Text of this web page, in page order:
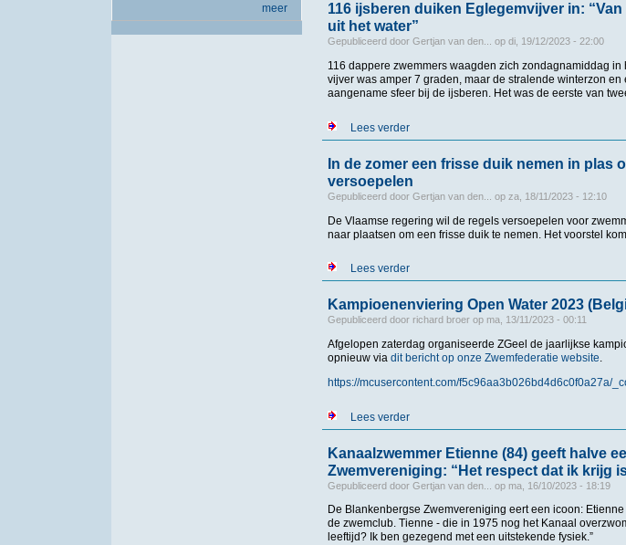
meer
116 ijsberen duiken Eglegemvijver in:
uit het water”
Gepubliceerd door Gertjan van den... op di, 19/12/2023 - 22:00
116 dappere zwemmers waagden zich zondagnamiddag
vijver was amper 7 graden, maar de stralende winterzon
aangename sfeer bij de ijsberen. Het was de eerste van
Lees verderover 116 ijsberen duiken Eglegemvijver in:
In de zomer een frisse duik nemen in plas
versoepelen
Gepubliceerd door Gertjan van den... op za, 18/11/2023 - 12:10
De Vlaamse regering wil de regels versoepelen voor
naar plaatsen om een frisse duik te nemen. Het voorstel
Lees verderover In de zomer een frisse duik nemen in
Kampioenenviering Open Water 2023
Gepubliceerd door richard broerop ma, 13/11/2023 - 00:11
Afgelopen zaterdag organiseerde ZGeel de jaarlijkse
opnieuw via dit bericht op onze Zwemfederatie website.
https://mcusercontent.com/f5c96aa3b026bd4d6c0f0a27a/
Lees verderover Kampioenenviering Open Water 2023
Kanaalzwemmer Etienne (84) geeft halve
Zwemvereniging: “Het respect dat ik krijg
Gepubliceerd door Gertjan van den... op ma, 16/10/2023 - 18:19
De Blankenbergse Zwemvereniging eert een icoon:
de zwemclub. Tienne - die in 1975 nog het Kanaal
leeftijd? Ik ben gezegend met een uitstekende fysiek.”